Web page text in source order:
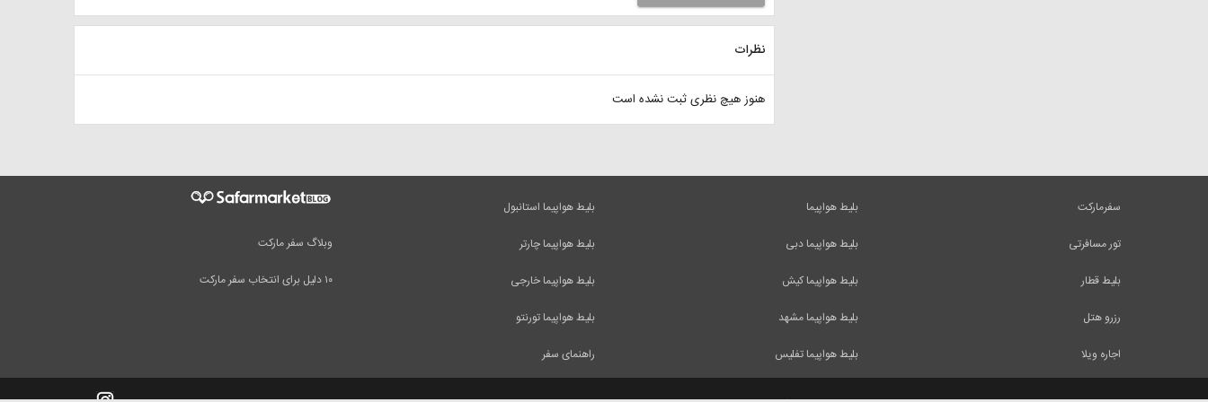
نظرات
هنوز هیچ نظری ثبت نشده است
وبلاگ سفر مارکت
۱۰ دلیل برای انتخاب سفر مارکت
بلیط هواپیما استانبول
بلیط هواپیما چارتر
بلیط هواپیما خارجی
بلیط هواپیما تورنتو
راهنمای سفر
بلیط هواپیما
بلیط هواپیما دبی
بلیط هواپیما کیش
بلیط هواپیما مشهد
بلیط هواپیما تفلیس
سفرمارکت
تور مسافرتی
بلیط قطار
رزرو هتل
اجاره ویلا